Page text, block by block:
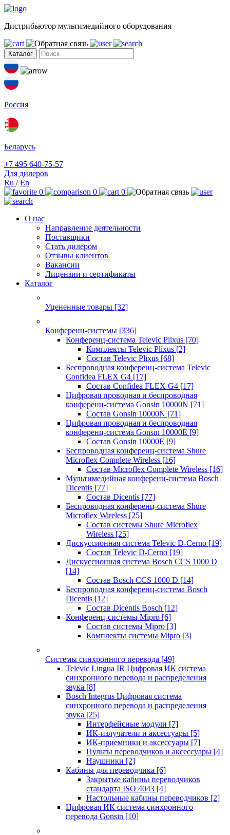
Дистрибьютор мультимедийного оборудования
Каталог
Россия
Беларусь
+7 495 640-75-57
Для дилеров
Ru /En
0
0 0
О нас
Направление деятельности
Поставщики
Стать дилером
Отзывы клиентов
Вакансии
Лицензии и сертификаты
Каталог
Уцененные товары [32]
Конференц-системы [336]
Конференц-система Televic Plixus [70]
Комплекты Televic Plixus [2]
Состав Televic Plixus [68]
Беспроводная конференц-система Televic
Confidea FLEX G4 [17]
Состав Confidea FLEX G4 [17]
Цифровая проводная и беспроводная
конференц-система Gonsin 10000N [71]
Состав Gonsin 10000N [71]
Цифровая проводная и беспроводная
конференц-система Gonsin 10000E [9]
Состав Gonsin 10000E [9]
Беспроводная конференц-система Shure
Microflex Complete Wireless [16]
Состав Microflex Complete Wireless [16]
Мультимедийная конференц-система Bosch
Dicentis [77]
Состав Dicentis [77]
Беспроводная конференц-система Shure
Microflex Wireless [25]
Состав системы Shure Microflex
Wireless [25]
Дискуссионная система Televic D-Cerno [19]
Состав Televic D-Cerno [19]
Дискуссионная система Bosch CCS 1000 D
[14]
Состав Bosch CCS 1000 D [14]
Беспроводная конференц-система Bosch
Dicentis [12]
Состав Dicentis Bosch [12]
Конференц-системы Mipro [6]
Состав системы Mipro [3]
Комплекты системы Mipro [3]
Системы синхронного перевода [49]
Televic Lingua IR Цифровая ИК система
синхронного перевода и распределения
звука [8]
Bosch Integrus Цифровая система
синхронного перевода и распределения
звука [25]
Интерфейсные модули [7]
ИК-излучатели и аксессуары [5]
ИК-приемники и аксессуары [7]
Пульты переводчиков и аксессуары [4]
Наушники [2]
Кабины для переводчика [6]
Закрытые кабины переводчиков
стандарта ISO 4043 [4]
Настольные кабины переводчиков [2]
Цифровая ИК система синхронного
перевода Gonsin [10]